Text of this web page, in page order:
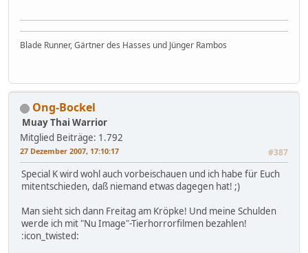
Blade Runner, Gärtner des Hasses und Jünger Rambos
Ong-Bockel
Muay Thai Warrior
Mitglied Beiträge: 1.792
27 Dezember 2007, 17:10:17 #387
Special K wird wohl auch vorbeischauen und ich habe für Euch
mitentschieden, daß niemand etwas dagegen hat! ;)
Man sieht sich dann Freitag am Kröpke! Und meine Schulden
werde ich mit "Nu Image"-Tierhorrorfilmen bezahlen!
:icon_twisted: